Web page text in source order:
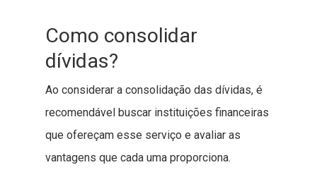
Como consolidar
dívidas?
Ao considerar a consolidação das dívidas, é
recomendável buscar instituições financeiras
que ofereçam esse serviço e avaliar as
vantagens que cada uma proporciona.